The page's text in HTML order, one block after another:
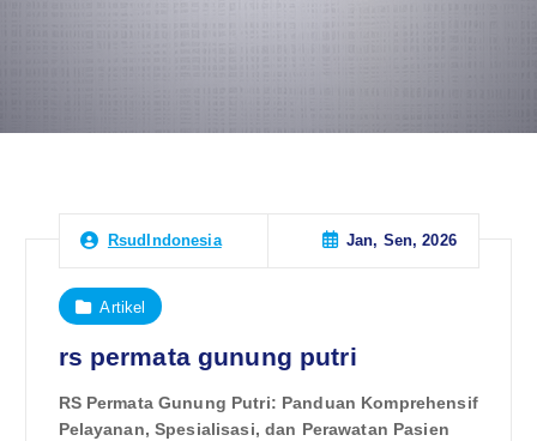
RsudIndonesia Jan, Sen, 2026
Artikel
rs permata gunung putri
RS Permata Gunung Putri: Panduan Komprehensif
Pelayanan, Spesialisasi, dan Perawatan Pasien